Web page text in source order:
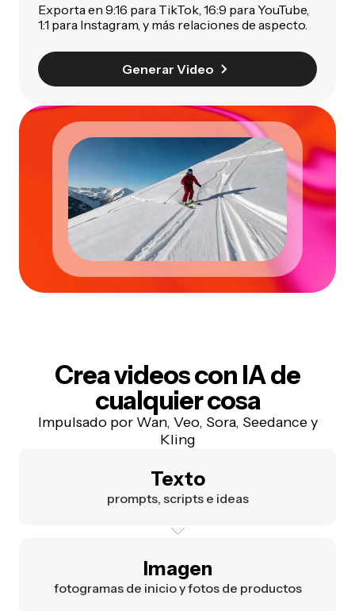
Exporta en 9:16 para TikTok, 16:9 para YouTube,
1:1 para Instagram, y más relaciones de aspecto.
Generar Video
Crea videos con IA de
cualquier cosa
Impulsado por Wan, Veo, Sora, Seedance y
Kling
Texto
prompts, scripts e ideas
Imagen
fotogramas de inicio y fotos de productos